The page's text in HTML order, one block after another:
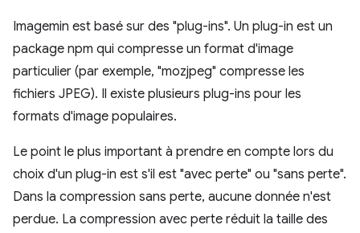
Imagemin est basé sur des "plug-ins". Un plug-in est un
package npm qui compresse un format d'image
particulier (par exemple, "mozjpeg" compresse les
fichiers JPEG). Il existe plusieurs plug-ins pour les
formats d'image populaires.
Le point le plus important à prendre en compte lors du
choix d'un plug-in est s'il est "avec perte" ou "sans perte".
Dans la compression sans perte, aucune donnée n'est
perdue. La compression avec perte réduit la taille des